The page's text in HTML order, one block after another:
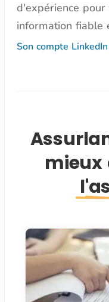
d'expérience
information fiable
Son compte LinkedIn
mieux